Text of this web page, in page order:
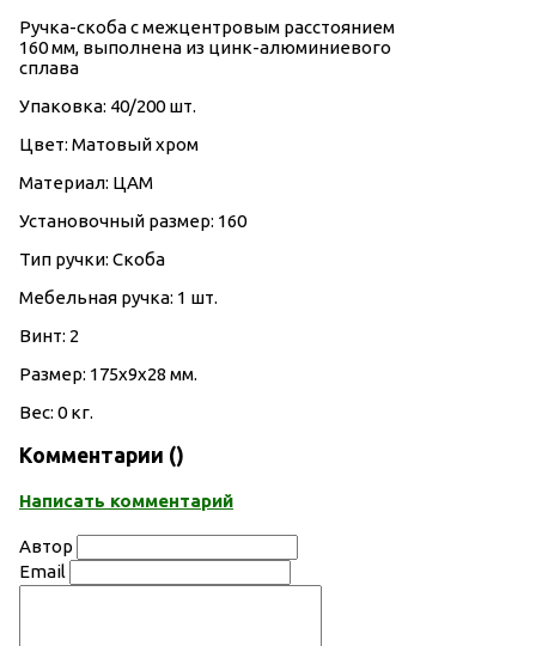
Ручка-скоба с межцентровым расстоянием
160 мм, выполнена из цинк-алюминиевого
сплава
Упаковка: 40/200 шт.
Цвет: Матовый хром
Материал: ЦАМ
Установочный размер: 160
Тип ручки: Скоба
Мебельная ручка: 1 шт.
Винт: 2
Размер: 175х9х28 мм.
Вес: 0 кг.
Комментарии ()
Написать комментарий
Автор
Email